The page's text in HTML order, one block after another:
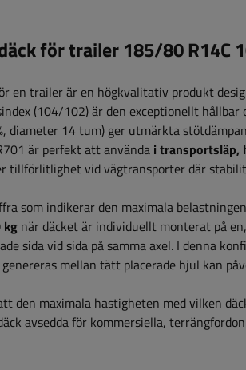
för trailer 185/80 R14C
en trailer är en högkvalitativ produkt
(104/102) är den exceptionellt
diameter 14 tum) ger utmärkta
är perfekt att använda i transportsläp,
tillförlitlighet vid vägtransporter där
som indikerar den maximala
kg när däcket är individuellt monterat på
sida vid sida på samma axel. I denna
mellan tätt placerade hjul kan
den maximala hastigheten med vilken
avsedda för kommersiella,